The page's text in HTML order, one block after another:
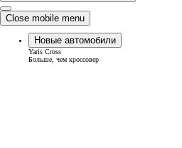
Close mobile menu
Новые автомобили
Yaris Cross
Больше, чем кроссовер